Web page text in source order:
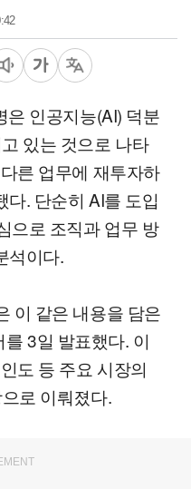
은 인공지능(AI) 덕분
있는 것으로 나타
른 업무에 재투자하
다. 단순히 AI를 도입
으로 조직과 업무 방
석이다.
이 같은 내용을 담은
를 3일 발표했다. 이
도 등 주요 시장의
로 이뤄졌다.